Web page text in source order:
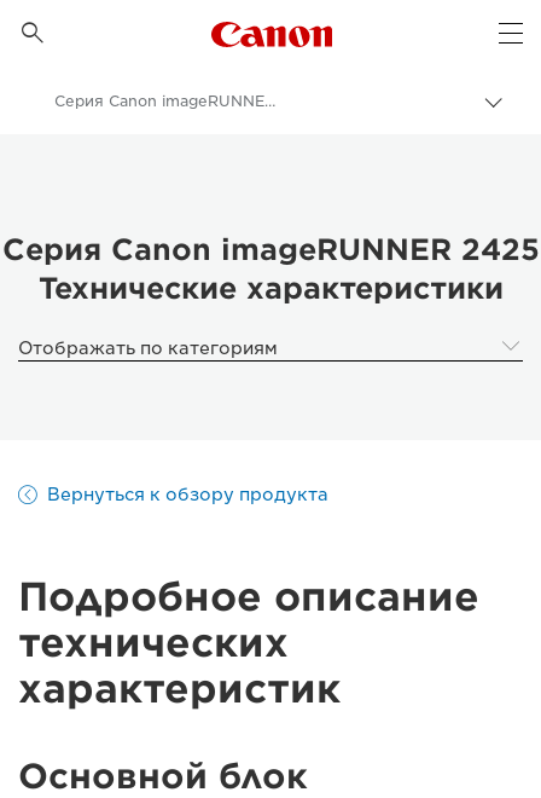

Canon Logo, back to
Принтеры и факсимильные аппараты для бизнеса
Серия Canon imageRUNNER 2425 - Технические характеристики
Серия Canon imageRUNNER 2425
Технические характеристики
Отображать по категориям
Вернуться к обзору продукта
Подробное описание
технических
характеристик
Основной блок